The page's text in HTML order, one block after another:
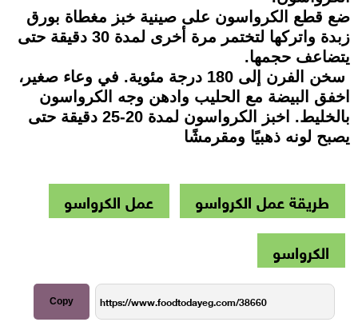
ضع قطع الكرواسون على صينية خبز مغطاة بورق
زبدة واتركها لتختمر مرة أخرى لمدة 30 دقيقة حتى
يتضاعف حجمها.
سخن الفرن إلى 180 درجة مئوية. في وعاء صغير،
اخفق البيضة مع الحليب وادهن وجه الكرواسون
بالخليط. اخبز الكرواسون لمدة 20-25 دقيقة حتى
يصبح لونه ذهبيًا ومقرمشًا
طريقة عمل الكرواسو
عمل الكرواسو
الكرواسو
Copy